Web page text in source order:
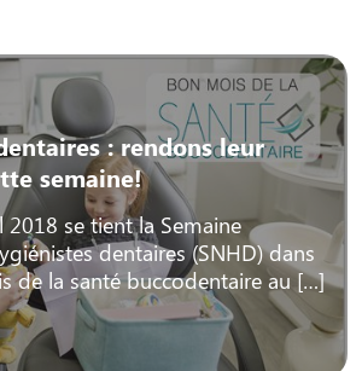
: rendons leur
semaine!
2018 se tient la Semaine
dentaires (SNHD) dans
de la santé buccodentaire au […]